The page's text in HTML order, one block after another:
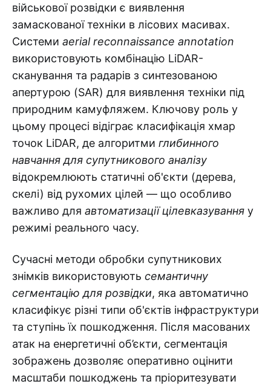
військової розвідки є виявлення
замаскованої техніки в лісових масивах.
Системи aerial reconnaissance annotation
використовують комбінацію LiDAR-
сканування та радарів з синтезованою
апертурою (SAR) для виявлення техніки під
природним камуфляжем. Ключову роль у
цьому процесі відіграє класифікація хмар
точок LiDAR, де алгоритми глибинного
навчання для супутникового аналізу
відокремлюють статичні об'єкти (дерева,
скелі) від рухомих цілей — що особливо
важливо для автоматизації цілевказування у
режимі реального часу.
Сучасні методи обробки супутникових
знімків використовують семантичну
сегментацію для розвідки, яка автоматично
класифікує різні типи об'єктів інфраструктури
та ступінь їх пошкодження. Після масованих
атак на енергетичні об’єкти, сегментація
зображень дозволяє оперативно оцінити
масштаби пошкоджень та пріоритезувати